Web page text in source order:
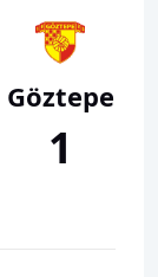
Göztepe
1